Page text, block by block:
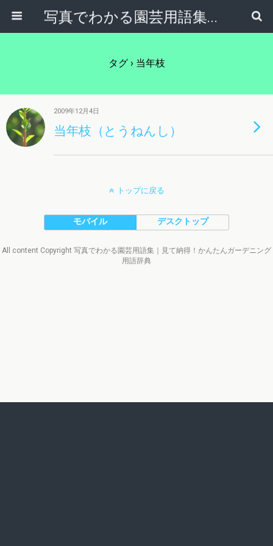
写真でわかる園芸用語集｜見て納得！かんたんガーデニング用語辞典
タグ › 当年枝
2009年12月4日
当年枝（とうねんし）
トップに戻る
モバイル デスクトップ
All content Copyright 写真でわかる園芸用語集｜見て納得！かんたんガーデニング
用語辞典